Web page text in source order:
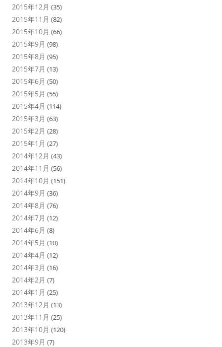
2015年12月 (35)
2015年11月 (82)
2015年10月 (66)
2015年9月 (98)
2015年8月 (95)
2015年7月 (13)
2015年6月 (50)
2015年5月 (55)
2015年4月 (114)
2015年3月 (63)
2015年2月 (28)
2015年1月 (27)
2014年12月 (43)
2014年11月 (56)
2014年10月 (151)
2014年9月 (36)
2014年8月 (76)
2014年7月 (12)
2014年6月 (8)
2014年5月 (10)
2014年4月 (12)
2014年3月 (16)
2014年2月 (7)
2014年1月 (25)
2013年12月 (13)
2013年11月 (25)
2013年10月 (120)
2013年9月 (7)